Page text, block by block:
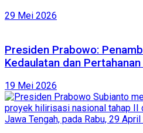
29 Mei 2026
Presiden Prabowo:
Kedaulatan dan
19 Mei 2026